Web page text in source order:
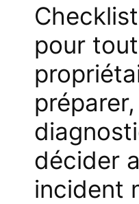
pour tout
préparer,
décider
incident